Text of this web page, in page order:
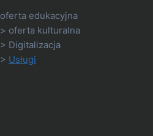
oferta edukacyjna
> oferta kulturalna
> Digitalizacja
> Usługi